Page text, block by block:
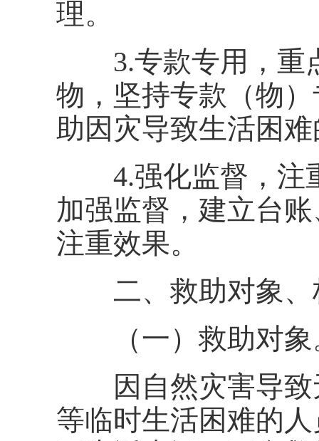
理。
3.专款专用，重
物，坚持专款（物
助因灾导致生活困
4.强化监督，注
加强监督，建立台
注重效果。
二、救助对象、
（一）救助对象
因自然灾害导致
等临时生活困难的